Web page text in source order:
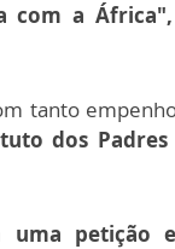
com a
tanto
dos Padres
uma petição